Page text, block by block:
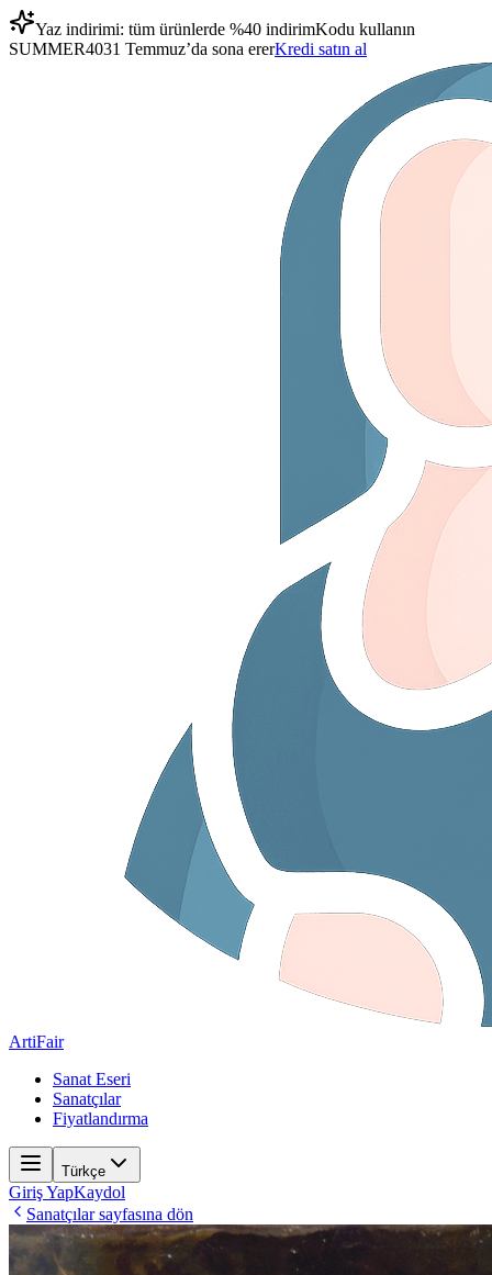
Yaz indirimi: tüm ürünlerde %40 indirimKodu kullanın
SUMMER4031 Temmuz’da sona ererKredi satın al
ArtiFair
Sanat Eseri
Sanatçılar
Fiyatlandırma
Türkçe
Giriş YapKaydol
Sanatçılar sayfasına dön